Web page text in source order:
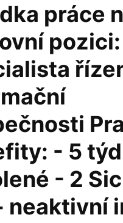
práce
pozici:
- 5
- 2
neaktivní